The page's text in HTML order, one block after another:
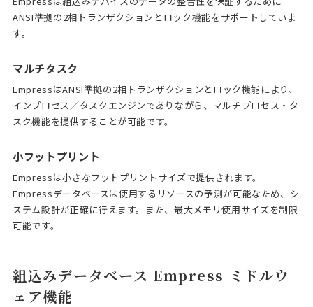
ANSI準拠の2相トランザクションとロック機能をサポートしていま
す。
マルチタスク
EmpressはANSI準拠の2相トランザクションとロック機能により、
インプロセス／タスクエンジンでありながら、マルチプロセス・タ
スク機能を提供することが可能です。
小フットプリント
Empressは小さなフットプリントサイズで提供されます。
Empressデータベースは使用するリソースの予測が可能なため、シ
ステム設計が正確に行えます。また、最大メモリ使用サイズを制限
可能です。
組込みデータベース Empress ミドルウ
ェア機能